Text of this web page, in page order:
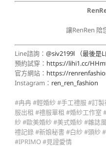
讓RenRen 陪
Line諮詢： @siv2199l （最後是L
預約試穿： https://lihi1.cc/
官方網站： https://
Instagram： ren_ren_fashion
#冉冉 #輕婚紗 #手工禮服 #訂
服出租 #禮服單租 #婚紗工作室
紗 #歐美婚紗 #美式婚紗 #雜誌
禮記錄 #新娘秘書 #白紗 #頭紗
#IPRIMO #見證愛情